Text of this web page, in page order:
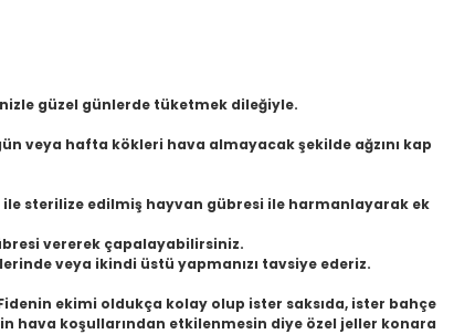
güzel günlerde tüketmek dileğiyle.
veya hafta kökleri hava almayacak şekilde ağzını kap
sterilize edilmiş hayvan gübresi ile harmanlayarak ek
vererek çapalayabilirsiniz.
veya ikindi üstü yapmanızı tavsiye ederiz.
ekimi oldukça kolay olup ister saksıda, ister bahçe
hava koşullarından etkilenmesin diye özel jeller konara